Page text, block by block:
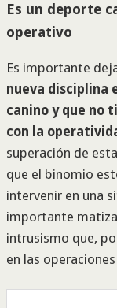
Es un deporte
operativo
Es importante
nueva disciplina
canino y que no
con la
superación de
que el binomio
intervenir en una
importante
intrusismo que,
en las